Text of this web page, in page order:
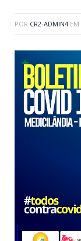
POR CR2-ADMIN4 EM